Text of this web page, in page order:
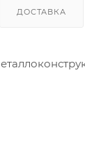
ДОСТАВКА